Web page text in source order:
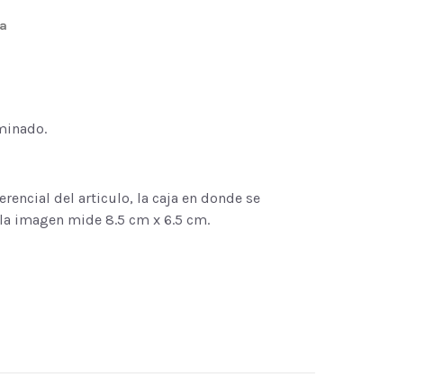
del articulo, la caja en donde se
imagen mide 8.5 cm x 6.5 cm.